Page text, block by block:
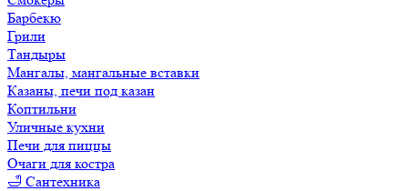
Барбекю
Грили
Тандыры
Мангалы, мангальные вставки
Казаны, печи под казан
Коптильни
Уличные кухни
Печи для пиццы
Очаги для костра
🛁 Сантехника